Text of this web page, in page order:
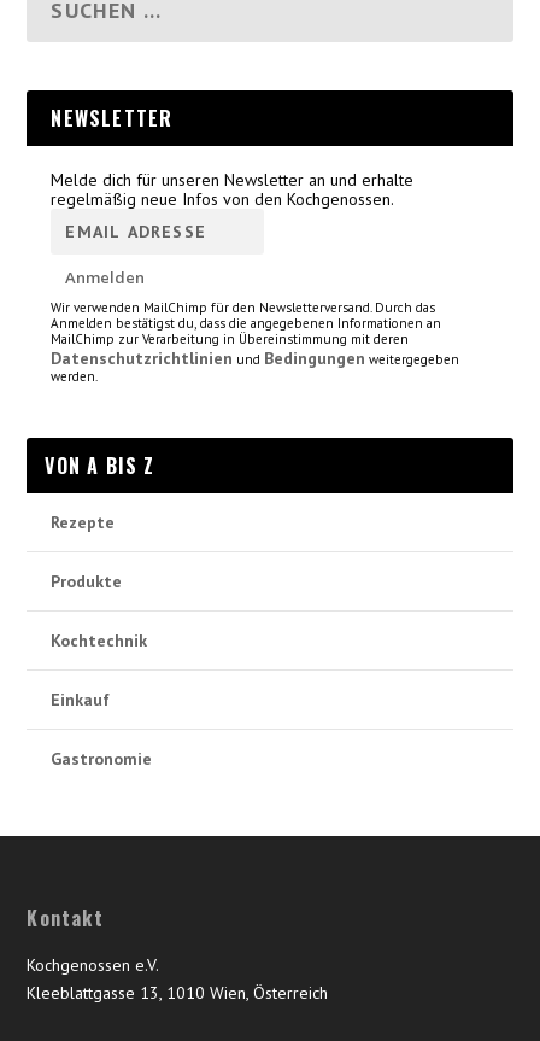
NEWSLETTER
Melde dich für unseren Newsletter an und erhalte
regelmäßig neue Infos von den Kochgenossen.
Wir verwenden MailChimp für den Newsletterversand. Durch das
Anmelden bestätigst du, dass die angegebenen Informationen an
MailChimp zur Verarbeitung in Übereinstimmung mit deren
Datenschutzrichtlinien und Bedingungen weitergegeben
werden.
VON A BIS Z
Rezepte
Produkte
Kochtechnik
Einkauf
Gastronomie
Kontakt
Kochgenossen e.V.
Kleeblattgasse 13, 1010 Wien, Österreich